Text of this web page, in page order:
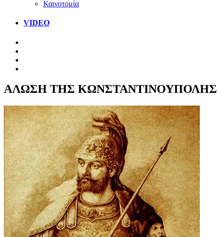
Καινοτομία
VIDEO
ΑΛΩΣΗ ΤΗΣ ΚΩΝΣΤΑΝΤΙΝΟΥΠΟΛΗΣ